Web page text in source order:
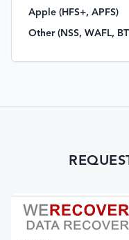
Apple (HFS+, APFS)
Other (NSS, WAFL,